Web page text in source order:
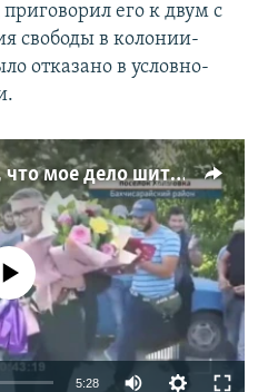
его к двум с
свободы в колонии-
отказано в условно-
«В колонии понимали, что мое дело шито белыми нитками». Большое интервью Наримана Мемедеминова (видео)
currently available
5:28